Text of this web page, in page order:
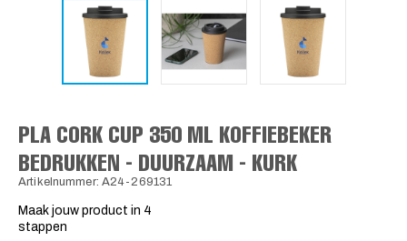
PLA CORK CUP 350 ML KOFFIEBEKER
BEDRUKKEN - DUURZAAM - KURK
Artikelnummer: A24-269131
Maak jouw product in 4
stappen